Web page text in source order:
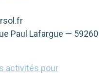
Paul Lafargue — 59260
acti­vi­tés pour